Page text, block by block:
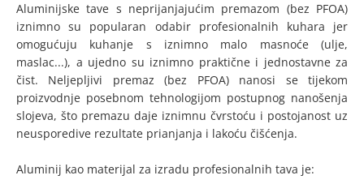
Aluminijske tave s neprijanjajućim premazom (bez PFOA)
iznimno su popularan odabir profesionalnih kuhara jer
omogućuju kuhanje s iznimno malo masnoće (ulje,
maslac...), a ujedno su iznimno praktične i jednostavne za
čist. Neljepljivi premaz (bez PFOA) nanosi se tijekom
proizvodnje posebnom tehnologijom postupnog nanošenja
slojeva, što premazu daje iznimnu čvrstoću i postojanost uz
neusporedive rezultate prianjanja i lakoću čišćenja.
Aluminij kao materijal za izradu profesionalnih tava je: